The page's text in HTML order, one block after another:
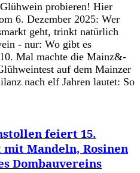
probieren! Hier
6. Dezember 2025: Wer
geht, trinkt natürlich
- nur: Wo gibt es
Mal machte die Mainz&-
auf dem Mainzer
nach elf Jahren lautet: So
feiert 15.
Mandeln, Rosinen
Dombauvereins